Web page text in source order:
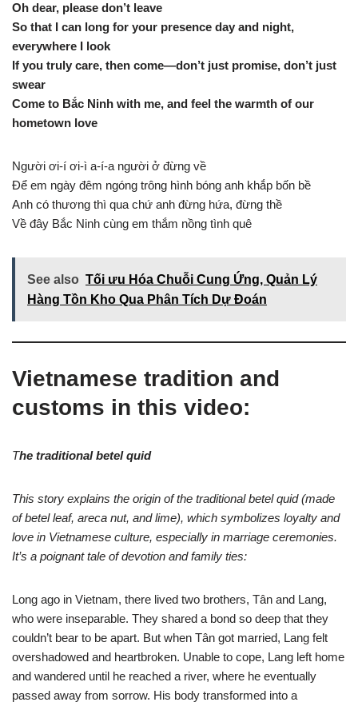
Oh dear, please don’t leave
So that I can long for your presence day and night,
everywhere I look
If you truly care, then come—don’t just promise, don’t just
swear
Come to Bắc Ninh with me, and feel the warmth of our
hometown love
Người ơi-í ơi-ì a-í-a người ở đừng về
Để em ngày đêm ngóng trông hình bóng anh khắp bốn bề
Anh có thương thì qua chứ anh đừng hứa, đừng thề
Về đây Bắc Ninh cùng em thắm nồng tình quê
See also Tối ưu Hóa Chuỗi Cung Ứng, Quản Lý
Hàng Tồn Kho Qua Phân Tích Dự Đoán
Vietnamese tradition and
customs in this video:
The traditional betel quid
This story explains the origin of the traditional betel quid (made
of betel leaf, areca nut, and lime), which symbolizes loyalty and
love in Vietnamese culture, especially in marriage ceremonies.
It’s a poignant tale of devotion and family ties:
Long ago in Vietnam, there lived two brothers, Tân and Lang,
who were inseparable. They shared a bond so deep that they
couldn’t bear to be apart. But when Tân got married, Lang felt
overshadowed and heartbroken. Unable to cope, Lang left home
and wandered until he reached a river, where he eventually
passed away from sorrow. His body transformed into a